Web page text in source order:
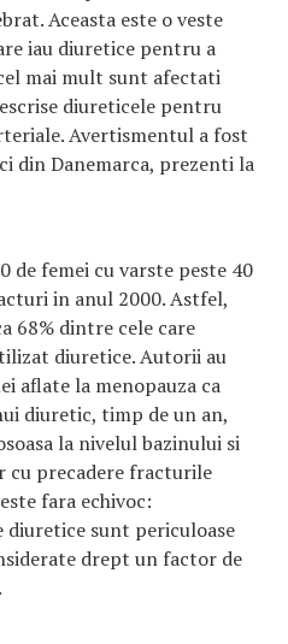
Aceasta este o veste
iau diuretice pentru a
mai mult sunt afectati
diureticele pentru
Avertismentul a fost
din Danemarca, prezenti la
de femei cu varste peste 40
in anul 2000. Astfel,
68% dintre cele care
diuretice. Autorii au
aflate la menopauza ca
diuretic, timp de un an,
la nivelul bazinului si
cu precadere fracturile
fara echivoc:
diuretice sunt periculoase
drept un factor de